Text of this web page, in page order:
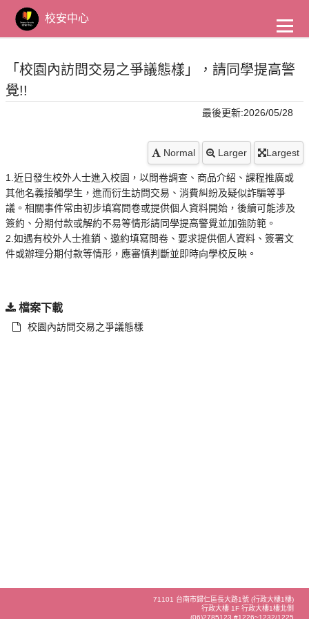
主
要
容
校安中心
「校園內訪問交易之爭議態樣」，請同學提高警
覺!!
最後更新:2026/05/28
Normal Larger Largest
1.近日發生校外人士進入校園，以問卷調查、商品介紹、課程推廣或
其他名義接觸學生，進而衍生訪問交易、消費糾紛及疑似詐騙等爭
議。相關事件常由初步填寫問卷或提供個人資料開始，後續可能涉及
簽約、分期付款或解約不易等情形請同學提高警覺並加強防範。
2.如遇有校外人士推銷、邀約填寫問卷、要求提供個人資料、簽署文
件或辦理分期付款等情形，應審慎判斷並即時向學校反映。
檔案下載
校園內訪問交易之爭議態樣
71101 台南市歸仁區長大路1號 (行政大樓1樓)
行政大樓 1F 行政大樓1樓北側